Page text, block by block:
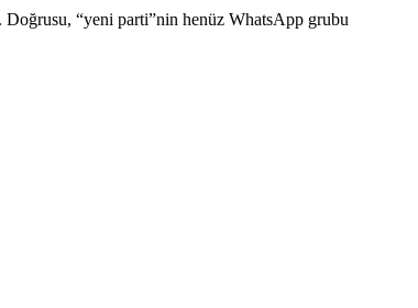
Doğrusu, “yeni parti”nin henüz WhatsApp grubu